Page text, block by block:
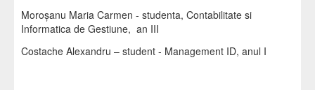
Moroșanu Maria Carmen - studenta, Contabilitate si
Informatica de Gestiune, an III
Costache Alexandru – student - Management ID, anul I